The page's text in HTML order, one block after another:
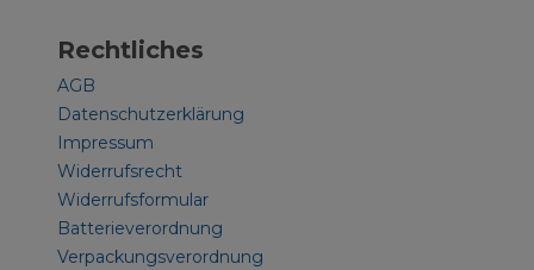
Rechtliches
AGB
Datenschutzerklärung
Impressum
Widerrufsrecht
Widerrufsformular
Batterieverordnung
Verpackungsverordnung